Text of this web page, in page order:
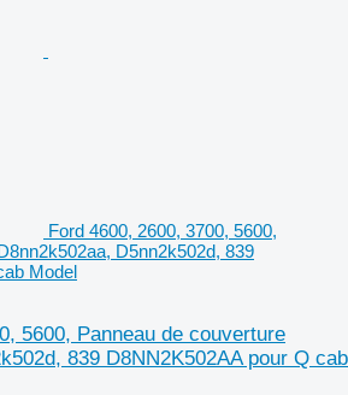
Ford 4600, 2600, 3700, 5600,
D5nn2k502d, 839
Model
5600, Panneau de couverture
839 D8NN2K502AA pour Q cab